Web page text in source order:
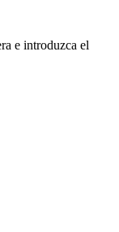
e introduzca el